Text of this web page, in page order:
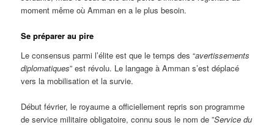
moment même où Amman en a le plus besoin.
Se préparer au pire
Le consensus parmi l’élite est que le temps des “avertissements
diplomatiques” est révolu. Le langage à Amman s’est déplacé
vers la mobilisation et la survie.
Début février, le royaume a officiellement repris son programme
de service militaire obligatoire, connu sous le nom de ”Service du